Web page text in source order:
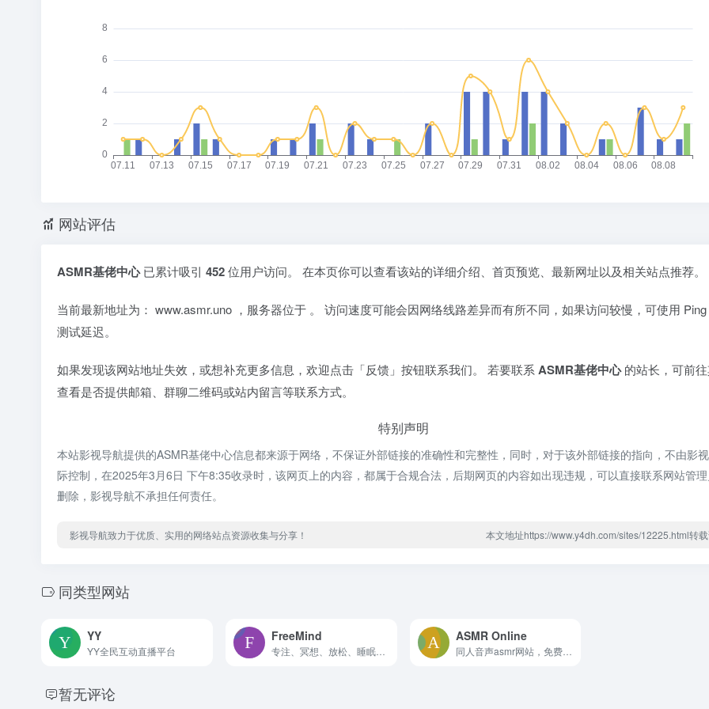
网站评估
ASMR基佬中心已累计吸引 452位用户访问。 在本页你可以查看该站的详细介绍、首页预览、最新网址以及相关站点推荐。
当前最新地址为： www.asmr.uno ，服务器位于 。 访问速度可能会因网络线路差异而有所不同，如果访问较慢，可使用
测试延迟。
如果发现该网站地址失效，或想补充更多信息，欢迎点击「反馈」按钮联系我们。 若要联系 ASMR基佬中心的站长，可前
查看是否提供邮箱、群聊二维码或站内留言等联系方式。
特别声明
本站影视导航提供的ASMR基佬中心信息都来源于网络，不保证外部链接的准确性和完整性，同时，对于该外部链接的指向，不由影
际控制，在2025年3月6日 下午8:35收录时，该网页上的内容，都属于合规合法，后期网页的内容如出现违规，可以直接联系网站管
删除，影视导航不承担任何责任。
影视导航致力于优质、实用的网络站点资源收集与分享！ 本文地址https://www.y4dh.com/sites/12225.html转
同类型网站
YY
YY全民互动直播平台
FreeMind
专注、冥想、放松、睡眠，轻松创建专注或放松的音乐氛围!
ASMR Online
同人音声asmr网站，免费在线听，媒体库庞大，提供筛选作品，ASMR Online良心的免费在线ASMR网站。
暂无评论